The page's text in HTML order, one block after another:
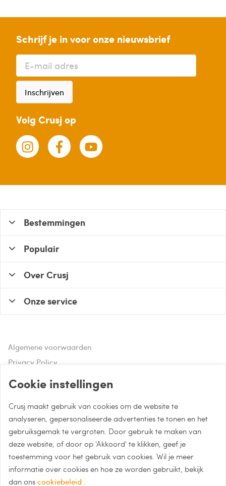
Schrijf je in voor onze nieuwsbrief
Inschrijven
Volg Crusj op
Hulp of advies nodig?
Bel naar 085 - 0043 015
Whatsapp met Crusj
info@crusj.com
Bestemmingen
Populair
Over Crusj
Onze service
Algemene voorwaarden
Privacy Policy
Cookie instellingen
Crusj maakt gebruik van cookies om de website te
analyseren, gepersonaliseerde advertenties te tonen en het
gebruiksgemak te vergroten. Door gebruik te maken van
deze website, of door op 'Akkoord' te klikken, geef je
toestemming voor het gebruik van cookies. Wil je meer
informatie over cookies en hoe ze worden gebruikt, bekijk
dan ons cookiebeleid .